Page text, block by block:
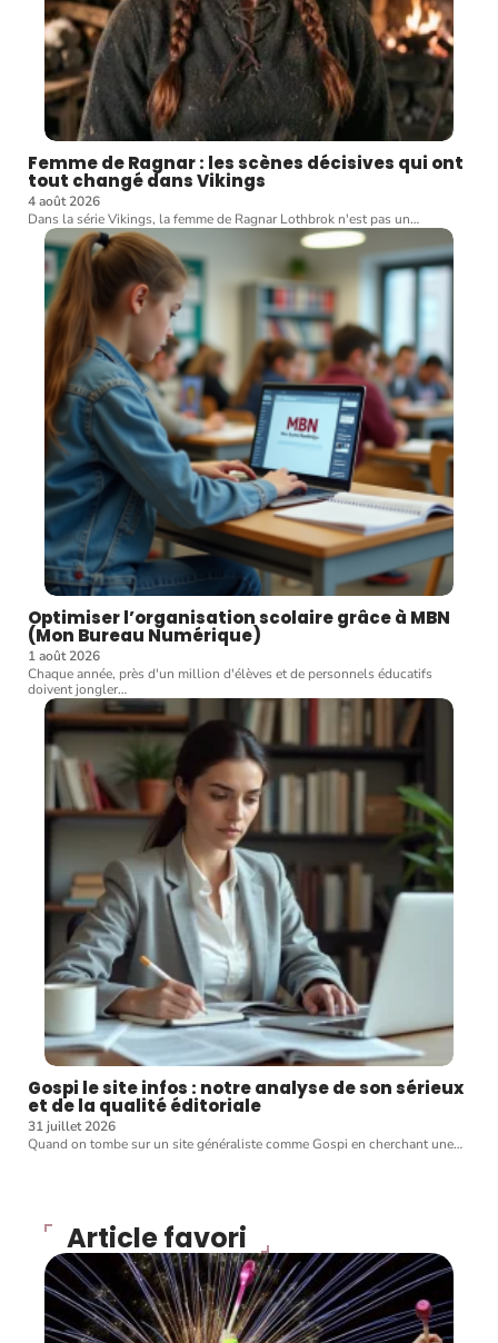
Femme de Ragnar : les scènes décisives qui ont
tout changé dans Vikings
4 août 2026
Dans la série Vikings, la femme de Ragnar Lothbrok n'est pas un…
Optimiser l’organisation scolaire grâce à MBN
(Mon Bureau Numérique)
1 août 2026
Chaque année, près d'un million d'élèves et de personnels éducatifs
doivent jongler…
Gospi le site infos : notre analyse de son sérieux
et de la qualité éditoriale
31 juillet 2026
Quand on tombe sur un site généraliste comme Gospi en cherchant une…
Article favori